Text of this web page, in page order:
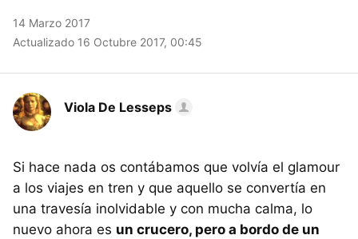
14 Marzo 2017
Actualizado 16 Octubre 2017, 00:45
Viola De Lesseps
Si hace nada os contábamos que volvía el glamour
a los viajes en tren y que aquello se convertía en
una travesía inolvidable y con mucha calma, lo
nuevo ahora es un crucero, pero a bordo de un